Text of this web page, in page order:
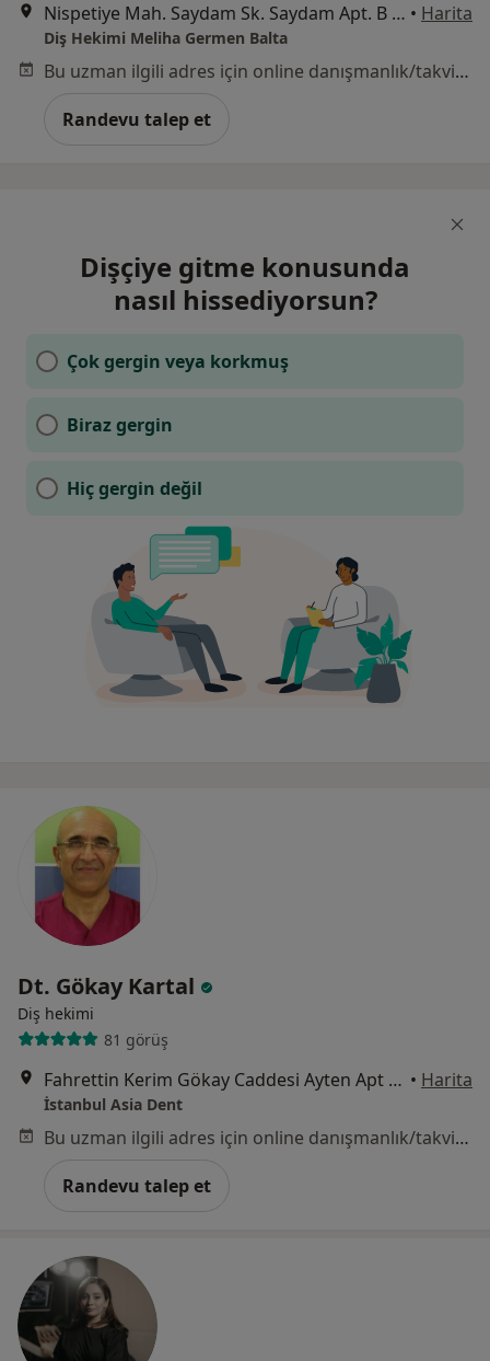
Nispetiye Mah. Saydam Sk. Saydam Apt. B Blok 6/1, İstanbul • Harita
Diş Hekimi Meliha Germen Balta
Bu uzman ilgili adres için online danışmanlık/takvim sunmuyor.
Randevu talep et
Dişçiye gitme konusunda
nasıl hissediyorsun?
Çok gergin veya korkmuş
Biraz gergin
Hiç gergin değil
Dt. Gökay Kartal
Diş hekimi
81 görüş
Fahrettin Kerim Gökay Caddesi Ayten Apt No:180 D 11 Göztepe, İstanbul • Harita
İstanbul Asia Dent
Bu uzman ilgili adres için online danışmanlık/takvim sunmuyor.
Randevu talep et